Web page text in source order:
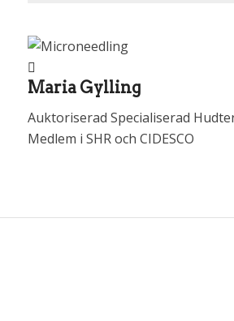
Maria Gylling
Auktoriserad Specialiserad
Medlem i SHR och CIDESCO